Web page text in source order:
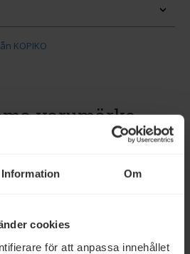
Information Om
cookies
för att anpassa innehållet
varumärke
15 kr